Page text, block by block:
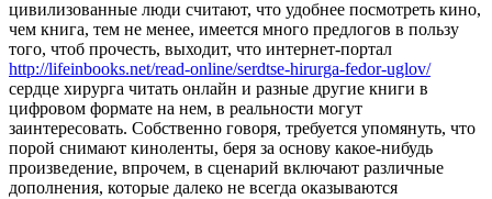
цивилизованные люди считают, что удобнее посмотреть кино,
чем книга, тем не менее, имеется много предлогов в пользу
того, чтоб прочесть, выходит, что интернет-портал
http://lifeinbooks.net/read-online/serdtse-hirurga-fedor-uglov/
сердце хирурга читать онлайн и разные другие книги в
цифровом формате на нем, в реальности могут
заинтересовать. Собственно говоря, требуется упомянуть, что
порой снимают киноленты, беря за основу какое-нибудь
произведение, впрочем, в сценарий включают различные
дополнения, которые далеко не всегда оказываются